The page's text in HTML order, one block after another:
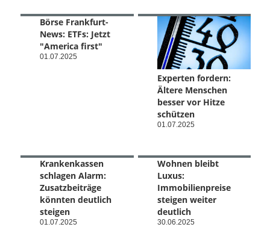
Börse Frankfurt-
News: ETFs: Jetzt
"America first"
01.07.2025
Experten fordern:
Ältere Menschen
besser vor Hitze
schützen
01.07.2025
Krankenkassen
schlagen Alarm:
Zusatzbeiträge
könnten deutlich
steigen
01.07.2025
Wohnen bleibt
Luxus:
Immobilienpreise
steigen weiter
deutlich
30.06.2025